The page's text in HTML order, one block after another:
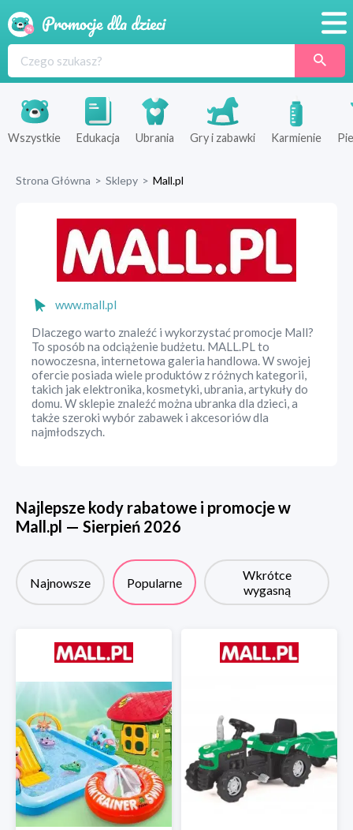
Produkty
Sklepy
Wszystkie Edukacja Ubrania Gry i zabawki Karmienie
Strona Główna > Sklepy > Mall.pl
www.mall.pl
Dlaczego warto znaleźć i wykorzystać promocje Mall?
To sposób na odciążenie budżetu. MALL.PL to
nowoczesna, internetowa galeria handlowa. W swojej
ofercie posiada wiele produktów z różnych kategorii,
takich jak elektronika, kosmetyki, ubrania, artykuły do
domu. W sklepie znaleźć można ubranka dla dzieci, a
także szeroki wybór zabawek i akcesoriów dla
najmłodszych.
Najlepsze kody rabatowe i promocje w
Mall.pl — Sierpień 2026
Najnowsze Popularne
Wkrótce
wygasną